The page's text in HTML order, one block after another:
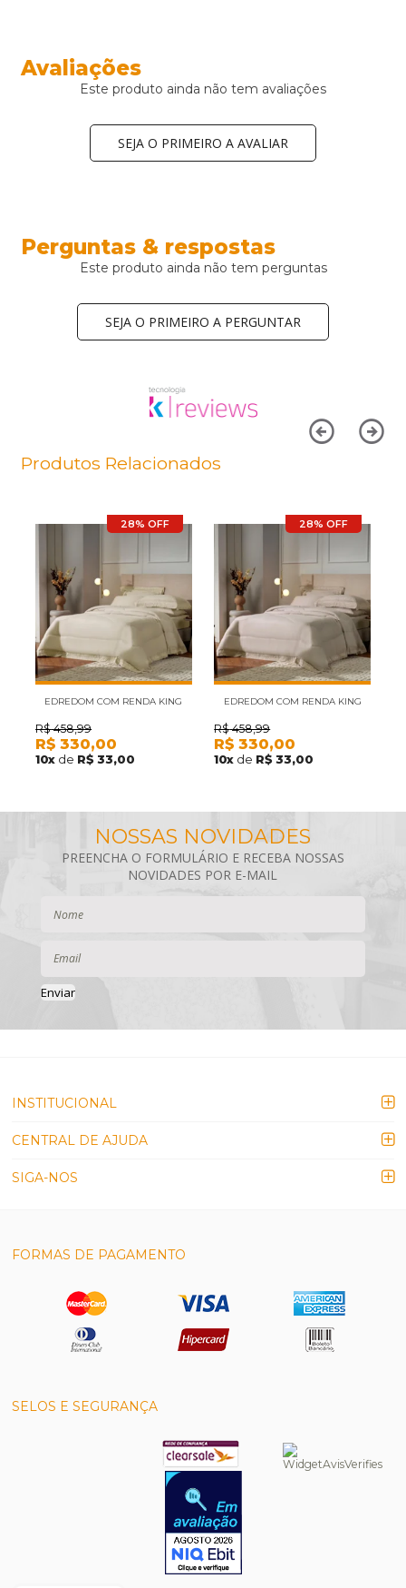
Avaliações
Este produto ainda não tem avaliações
SEJA O PRIMEIRO A AVALIAR
Perguntas & respostas
Este produto ainda não tem perguntas
SEJA O PRIMEIRO A PERGUNTAR
Produtos Relacionados
28% OFF
EDREDOM COM RENDA KING
BORDARE APPEL AMENDOA
R$ 458,99
R$ 330,00
10x de R$ 33,00
28% OFF
EDREDOM COM RENDA KING
BORDARE APPEL ROSA SECRETS
R$ 458,99
R$ 330,00
10x de R$ 33,00
Enviar
INSTITUCIONAL
CENTRAL DE AJUDA
SIGA-NOS
FORMAS DE PAGAMENTO
SELOS E SEGURANÇA